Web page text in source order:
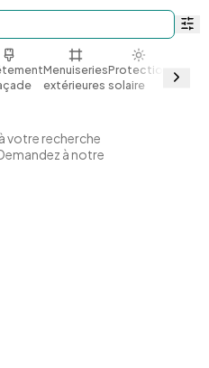
Menuiseries
extérieures
Protection
solaire
Bio et
votre recherche
à notre